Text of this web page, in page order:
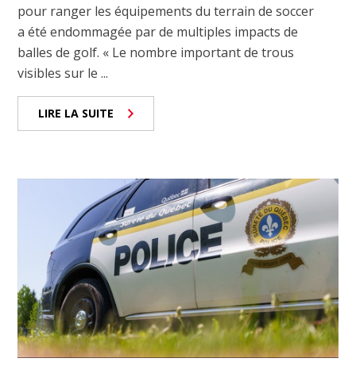
pour ranger les équipements du terrain de soccer
a été endommagée par de multiples impacts de
balles de golf. « Le nombre important de trous
visibles sur le ...
LIRE LA SUITE